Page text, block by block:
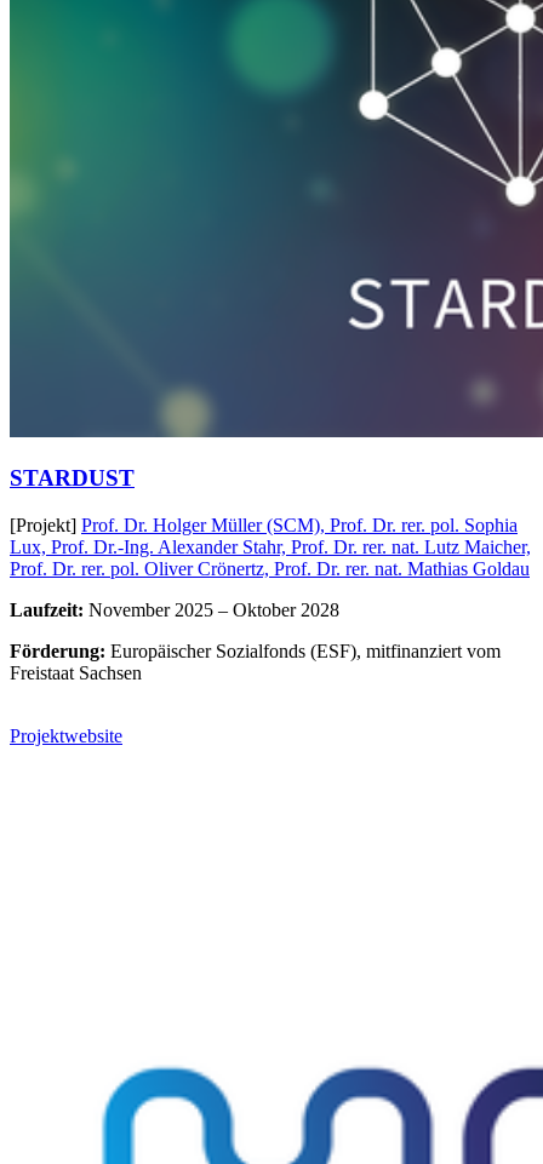
STARDUST
[Projekt] Prof. Dr. Holger Müller (SCM), Prof. Dr. rer. pol. Sophia
Lux, Prof. Dr.-Ing. Alexander Stahr, Prof. Dr. rer. nat. Lutz Maicher,
Prof. Dr. rer. pol. Oliver Crönertz, Prof. Dr. rer. nat. Mathias Goldau
Laufzeit: November 2025 – Oktober 2028
Förderung: Europäischer Sozialfonds (ESF), mitfinanziert vom
Freistaat Sachsen
Projektwebsite